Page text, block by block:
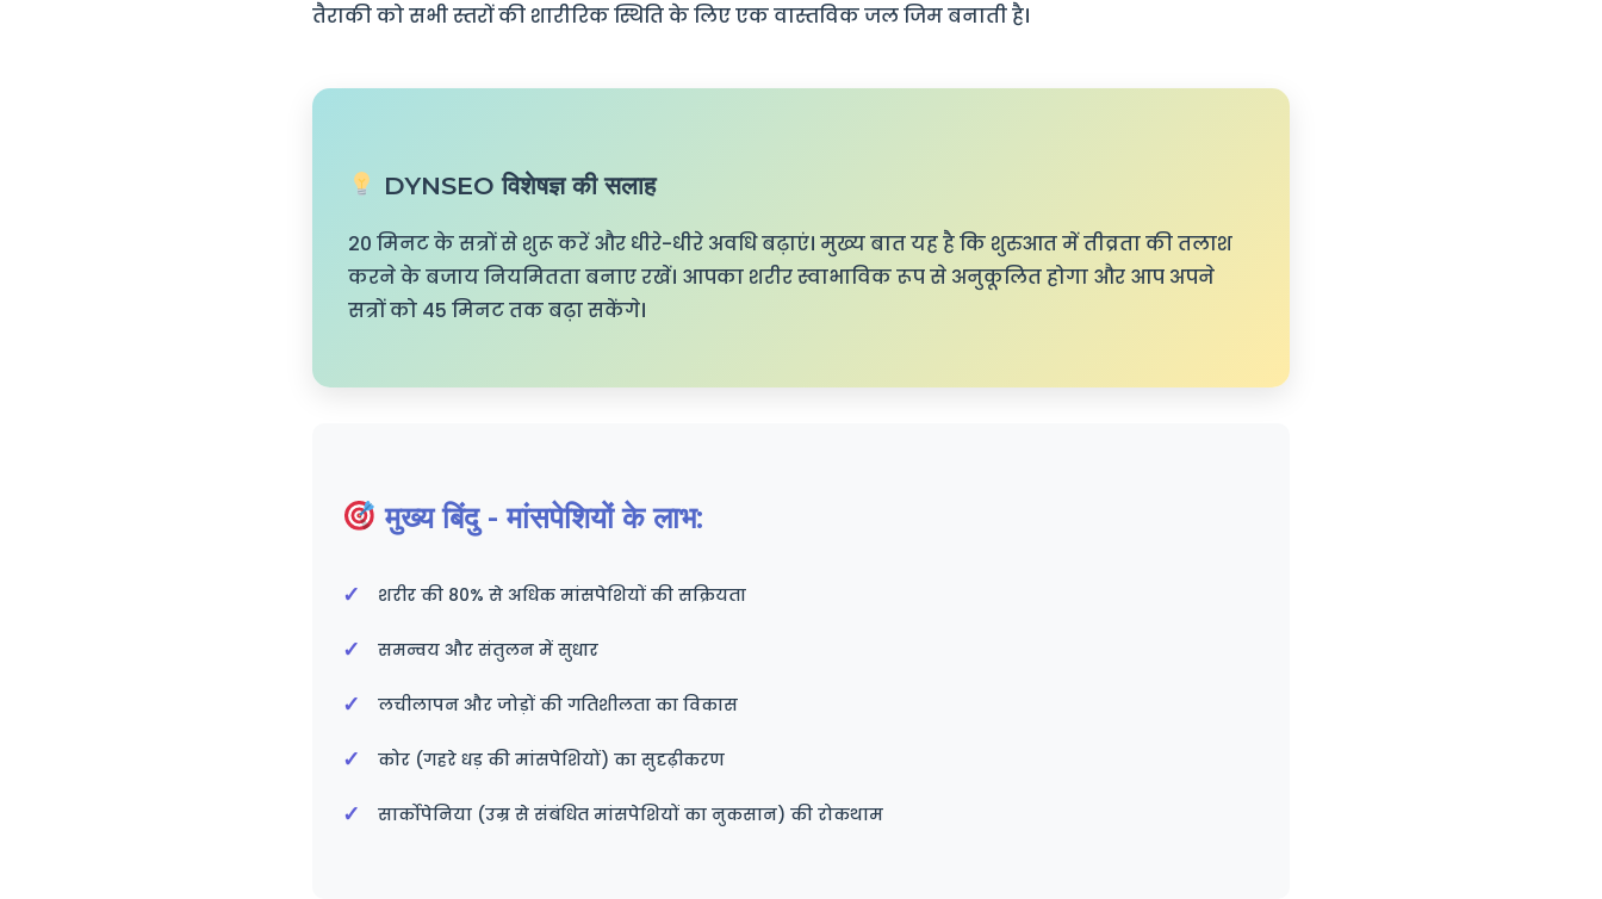
तैराकी को सभी स्तरों की शारीरिक स्थिति के लिए एक वास्तविक जल जिम बनाती है।
DYNSEO विशेषज्ञ की सलाह
20 मिनट के सत्रों से शुरू करें और धीरे-धीरे अवधि बढ़ाएं। मुख्य बात यह है कि शुरुआत में तीव्रता की तलाश
करने के बजाय नियमितता बनाए रखें। आपका शरीर स्वाभाविक रूप से अनुकूलित होगा और आप अपने
सत्रों को 45 मिनट तक बढ़ा सकेंगे।
मुख्य बिंदु - मांसपेशियों के लाभ:
शरीर की 80% से अधिक मांसपेशियों की सक्रियता
समन्वय और संतुलन में सुधार
लचीलापन और जोड़ों की गतिशीलता का विकास
कोर (गहरे धड़ की मांसपेशियों) का सुदृढ़ीकरण
सार्कोपेनिया (उम्र से संबंधित मांसपेशियों का नुकसान) की रोकथाम